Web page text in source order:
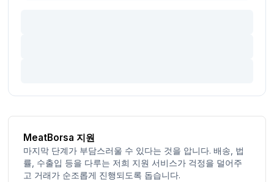
MeatBorsa 지원
마지막 단계가 부담스러울 수 있다는 것을 압니다. 배송, 법
률, 수출입 등을 다루는 저희 지원 서비스가 걱정을 덜어주
고 거래가 순조롭게 진행되도록 돕습니다.